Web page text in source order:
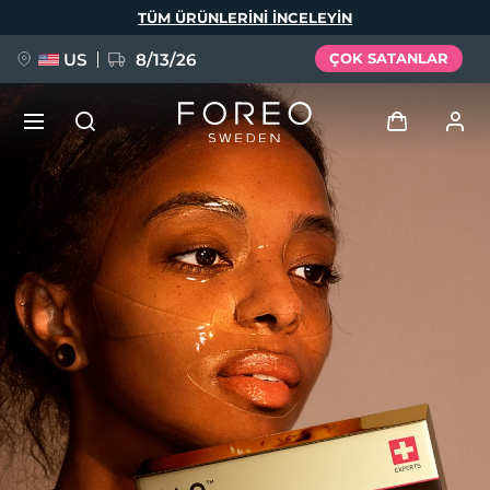
TÜM ÜRÜNLERINI INCELEYIN
US 8/13/26 ÇOK SATANLAR
Kullanici profi̇li̇
Adresim
Aboneliklerim
YENİ
FAQ™ Pure Beauty-Tech Elixir
BREAKING NEWS
issa™ Teeth Whitening Set
Dil Seçimi
English Deutsch
Español
Français
Italiano
Português
Polski
Svenska
Русский
Türkçe
简体中文 繁體中文